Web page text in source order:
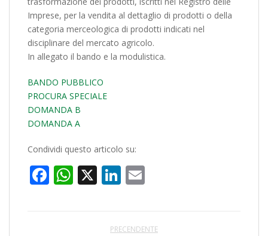
Imprese, per la vendita al dettaglio di prodotti o della
categoria merceologica di prodotti indicati nel
disciplinare del mercato agricolo.
In allegato il bando e la modulistica.
BANDO PUBBLICO
PROCURA SPECIALE
DOMANDA B
DOMANDA A
Condividi questo articolo su:
Facebook
WhatsApp
X LinkedIn
PRECENDENTE